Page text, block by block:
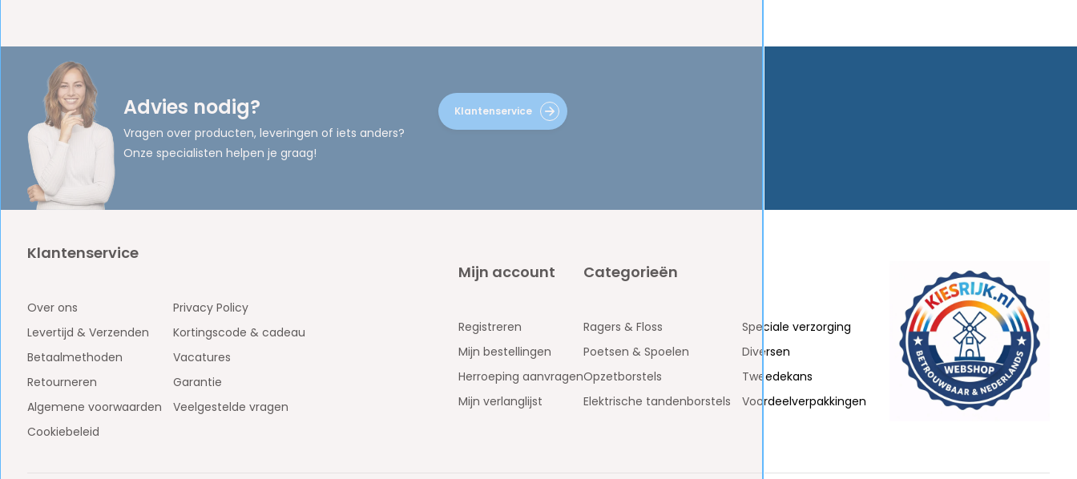
Advies nodig?
Vragen over producten, leveringen of iets anders?
Onze specialisten helpen je graag!
Klantenservice
Klantenservice
Over ons
Levertijd & Verzenden
Betaalmethoden
Retourneren
Algemene voorwaarden
Cookiebeleid
Privacy Policy
Kortingscode & cadeau
Vacatures
Garantie
Veelgestelde vragen
Mijn account
Registreren
Mijn bestellingen
Herroeping aanvragen
Mijn verlanglijst
Categorieën
Ragers & Floss
Poetsen & Spoelen
Opzetborstels
Elektrische tandenborstels
Speciale verzorging
Diversen
Tweedekans
Voordeelverpakkingen